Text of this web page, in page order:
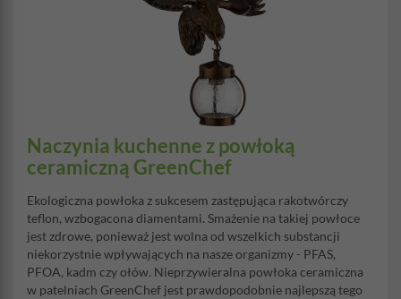
Naczynia kuchenne z powłoką
ceramiczną GreenChef
Ekologiczna powłoka z sukcesem zastępująca rakotwórczy
teflon, wzbogacona diamentami. Smażenie na takiej powłoce
jest zdrowe, ponieważ jest wolna od wszelkich substancji
niekorzystnie wpływających na nasze organizmy - PFAS,
PFOA, kadm czy ołów. Nieprzywieralna powłoka ceramiczna
w patelniach GreenChef jest prawdopodobnie najlepszą tego